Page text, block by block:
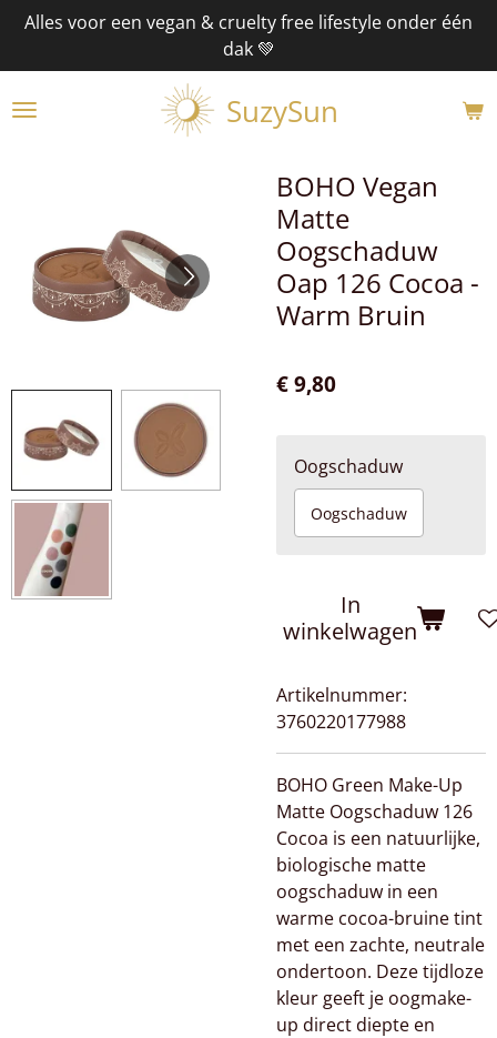
Ga
naar
de
SuzySun
Alles voor een vegan & cruelty free lifestyle onder één
dak 💚
BOHO Vegan
Matte
Oogschaduw
Oap 126 Cocoa -
Warm Bruin
€ 9,80
Oogschaduw
Oogschaduw
In
winkelwagen
Artikelnummer:
3760220177988
BOHO Green Make-Up
Matte Oogschaduw 126
Cocoa is een natuurlijke,
biologische matte
oogschaduw in een
warme cocoa-bruine tint
met een zachte, neutrale
ondertoon. Deze tijdloze
kleur geeft je oogmake-
up direct diepte en